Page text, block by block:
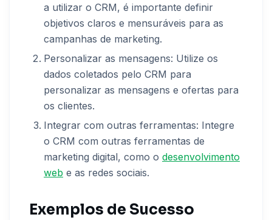
a utilizar o CRM, é importante definir
objetivos claros e mensuráveis para as
campanhas de marketing.
Personalizar as mensagens: Utilize os
dados coletados pelo CRM para
personalizar as mensagens e ofertas para
os clientes.
Integrar com outras ferramentas: Integre
o CRM com outras ferramentas de
marketing digital, como o desenvolvimento
web e as redes sociais.
Exemplos de Sucesso